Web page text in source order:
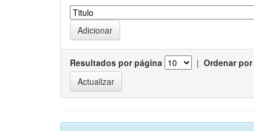
Resultados por página | Ordenar por